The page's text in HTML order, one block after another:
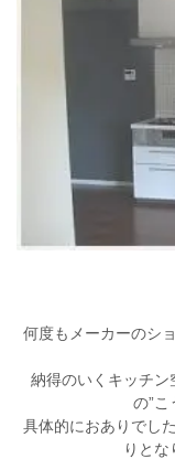
何度もメーカーのシ
納得のいくキッチン
の”こ
具体的におありでし
りとな